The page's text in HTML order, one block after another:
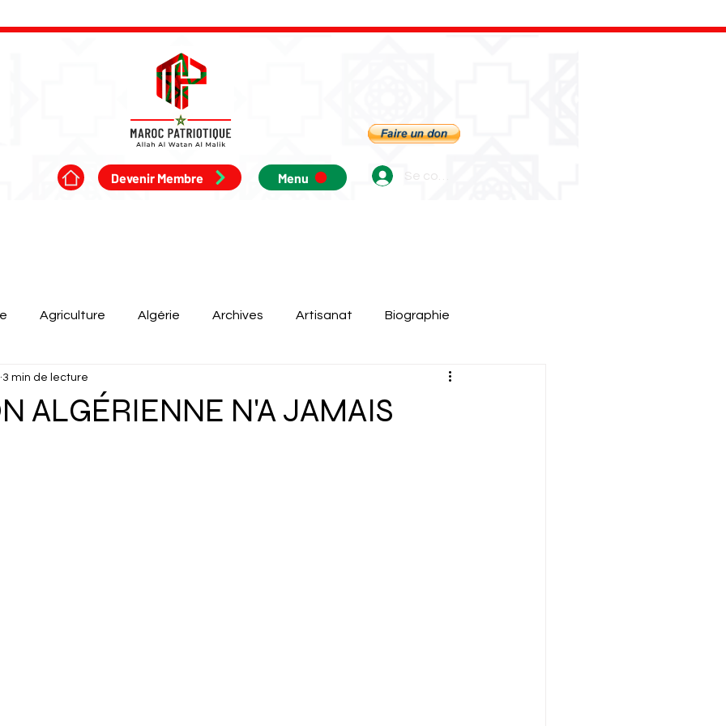
Se connecter
Devenir Membre Menu
Agriculture Algérie Archives Artisanat Biographie
Confidentiel Définition
ALGÉRIENNE N'A JAMAIS
3 min de lecture